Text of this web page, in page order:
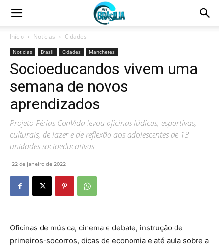
Início Notícias Cidades
Notícias Brasil Cidades Manchetes
Socioeducandos vivem uma
semana de novos
aprendizados
Projeto Férias ConVida levou oficinas lúdicas, esportivas,
culturais, de lazer e de reflexão aos adolescentes de 13
unidades socioeducativas
22 de janeiro de 2022
Oficinas de música, cinema e debate, instrução de
primeiros-socorros, dicas de economia e até aula sobre a